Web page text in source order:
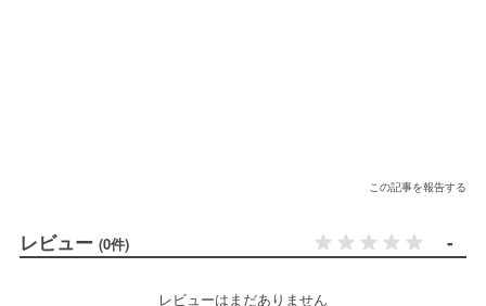
この記事を報告する
レビュー (0件) -
レビューはまだありません